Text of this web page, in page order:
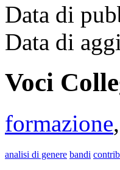
Data di
Data di
Voci
formazione,
analisi di genere bandi